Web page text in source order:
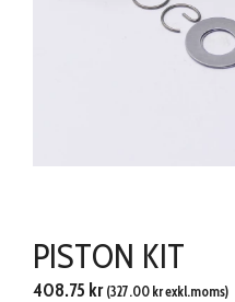
PISTON KIT
408.75 kr (327.00 krexkl.moms)